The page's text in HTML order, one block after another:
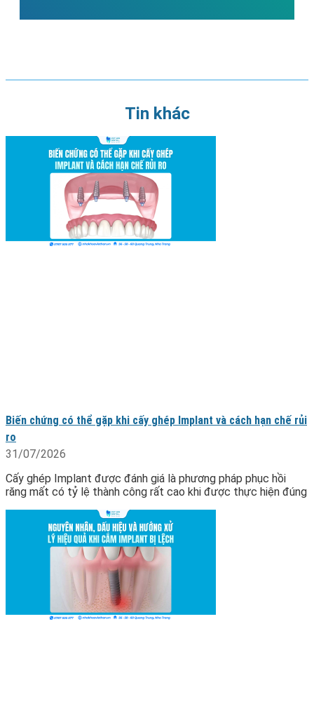
Tin khác
Biến chứng có thể gặp khi cấy ghép Implant và cách hạn chế rủi
ro
31/07/2026
Cấy ghép Implant được đánh giá là phương pháp phục hồi
răng mất có tỷ lệ thành công rất cao khi được thực hiện đúng